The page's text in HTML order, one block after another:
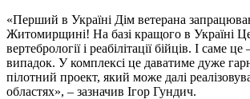
«Перший в Україні Дім ветерана
Житомирщині! На базі кращого в Україні
вертебрології і реабілітації бійців. І саме
випадок. У комплексі це даватиме дуже
пілотний проект, який може далі
областях», – зазначив Ігор Гундич.